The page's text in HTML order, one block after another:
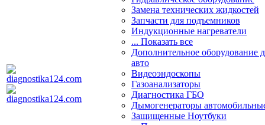
Замена технических жидкостей
Запчасти для подъемников
Индукционные нагреватели
... Показать все
Дополнительное оборудование
авто
Видеоэндоскопы
Газоанализаторы
Диагностика ГБО
Дымогенераторы
Защищенные Ноутбуки